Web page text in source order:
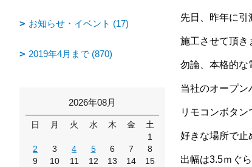
先日、昨年に引
施工させて頂き
勿論、本格的な
当社のオープ
リモコンボタ
好きな場所で止
出幅は3.5ｍぐ
お知らせ・イベント (17)
2019年4月まで (870)
2026年08月
日 月 火 水 木 金
土
1
2
3 4 5 6 7
8
9
10 11 12 13 14
15